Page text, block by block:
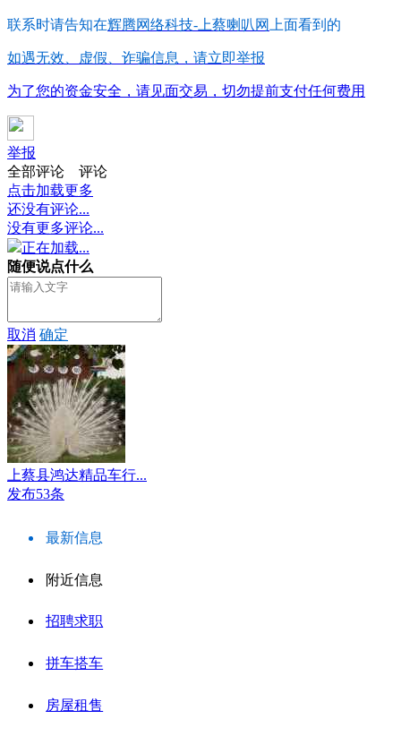
联系时请告知在辉腾网络科技-上蔡喇叭网 上面看到的
如遇无效、虚假、诈骗信息，请立即举报
为了您的资金安全，请见面交易，切勿提前支付任何费用
举报
全部评论
评论
点击加载更多
还没有评论...
没有更多评论...
正在加载...
随便说点什么
取消 确定
上蔡县鸿达精品车行...
发布53条
最新信息
附近信息
招聘求职
拼车搭车
房屋租售